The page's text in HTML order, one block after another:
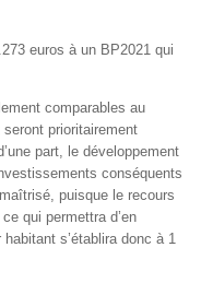
euros à un BP2021 qui
comparables au
prioritairement
part, le développement
conséquents
puisque le recours
qui permettra d’en
s’établira donc à 1